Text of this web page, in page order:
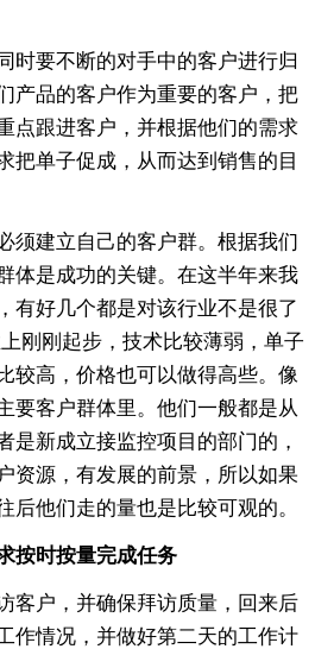
要不断的对手中的客户进行归
产品的客户作为重要的客户，把
点跟进客户，并根据他们的需求
把单子促成，从而达到销售的目
建立自己的客户群。根据我们
体是成功的关键。在这半年来我
有好几个都是对该行业不是很了
刚刚起步，技术比较薄弱，单子
较高，价格也可以做得高些。像
要客户群体里。他们一般都是从
是新成立接监控项目的部门的，
资源，有发展的前景，所以如果
后他们走的量也是比较可观的。
时按量完成任务
户，并确保拜访质量，回来后
作情况，并做好第二天的工作计